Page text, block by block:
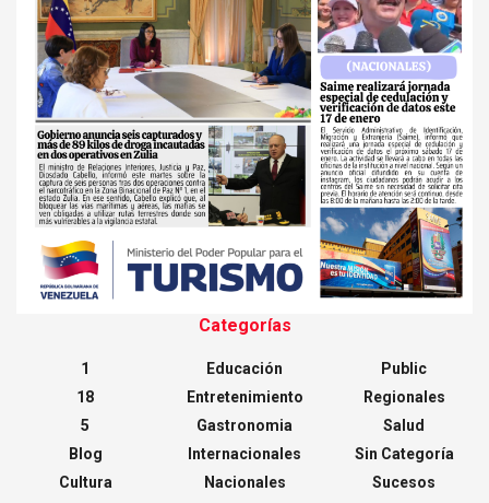
Categorías
1
18
5
Blog
Cultura
Educación
Entretenimiento
Gastronomia
Internacionales
Nacionales
Public
Regionales
Salud
Sin Categoría
Sucesos